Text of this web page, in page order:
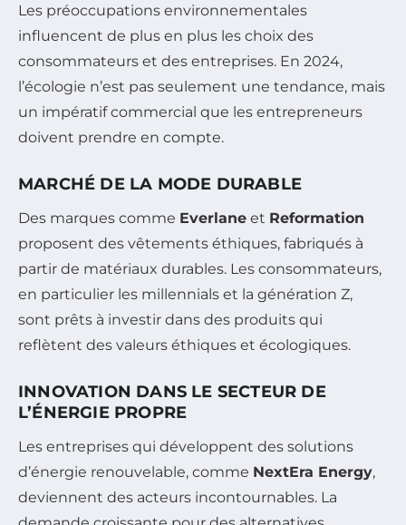
Les préoccupations environnementales
influencent de plus en plus les choix des
consommateurs et des entreprises. En 2024,
l’écologie n’est pas seulement une tendance, mais
un impératif commercial que les entrepreneurs
doivent prendre en compte.
MARCHÉ DE LA MODE DURABLE
Des marques comme Everlane et Reformation
proposent des vêtements éthiques, fabriqués à
partir de matériaux durables. Les consommateurs,
en particulier les millennials et la génération Z,
sont prêts à investir dans des produits qui
reflètent des valeurs éthiques et écologiques.
INNOVATION DANS LE SECTEUR DE
L’ÉNERGIE PROPRE
Les entreprises qui développent des solutions
d’énergie renouvelable, comme NextEra Energy,
deviennent des acteurs incontournables. La